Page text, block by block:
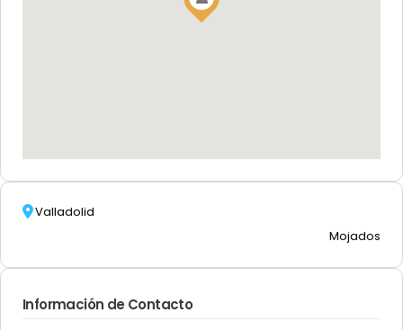
Valladolid
Mojados
Información de Contacto